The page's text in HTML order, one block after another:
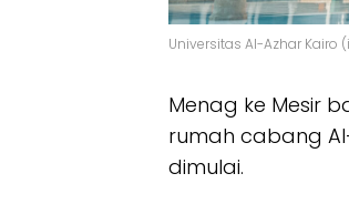
Universitas Al-Azhar Kairo
Menag ke Mesir
rumah cabang
dimulai.